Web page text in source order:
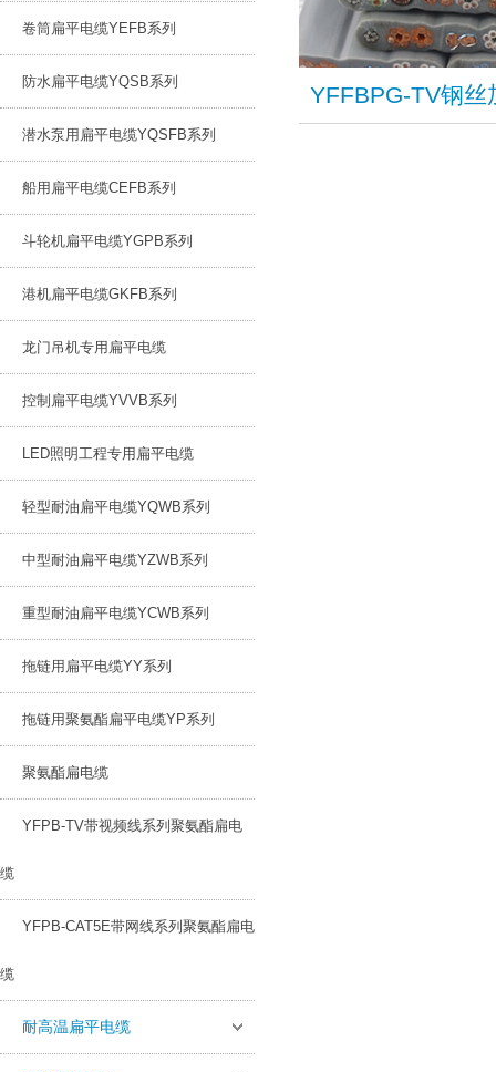
卷筒扁平电缆YEFB系列
防水扁平电缆YQSB系列
潜水泵用扁平电缆YQSFB系列
船用扁平电缆CEFB系列
斗轮机扁平电缆YGPB系列
港机扁平电缆GKFB系列
龙门吊机专用扁平电缆
控制扁平电缆YVVB系列
LED照明工程专用扁平电缆
轻型耐油扁平电缆YQWB系列
中型耐油扁平电缆YZWB系列
重型耐油扁平电缆YCWB系列
拖链用扁平电缆YY系列
拖链用聚氨酯扁平电缆YP系列
聚氨酯扁电缆
YFPB-TV带视频线系列聚氨酯扁电
缆
YFPB-CAT5E带网线系列聚氨酯扁电
缆
耐高温扁平电缆
​YFFBPG-TV钢丝